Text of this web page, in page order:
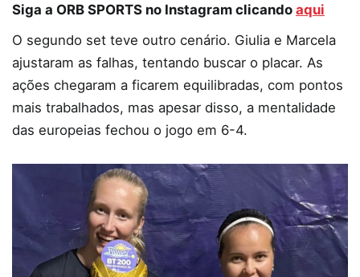
Siga a ORB SPORTS no Instagram clicando aqui
O segundo set teve outro cenário. Giulia e Marcela
ajustaram as falhas, tentando buscar o placar. As
ações chegaram a ficarem equilibradas, com pontos
mais trabalhados, mas apesar disso, a mentalidade
das europeias fechou o jogo em 6-4.